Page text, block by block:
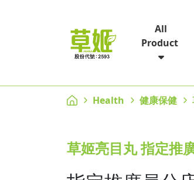
All
Product
Health 健康保健
草姬亮目丸 指定推